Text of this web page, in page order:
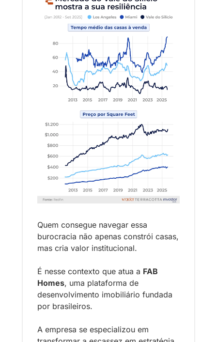
Quem consegue navegar essa
burocracia não apenas constrói casas,
mas cria valor institucional.
É nesse contexto que atua a FAB
Homes, uma plataforma de
desenvolvimento imobiliário fundada
por brasileiros.
A empresa se especializou em